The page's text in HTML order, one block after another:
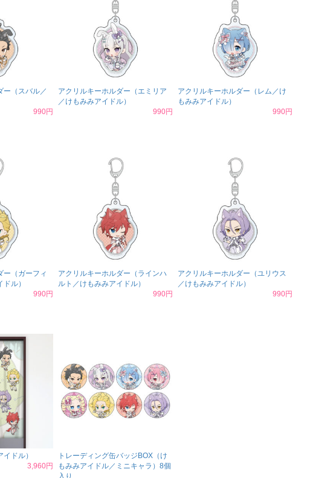
ー（スバル／
990円
アクリルキーホルダー（エミリア
／けもみみアイドル）
990円
アクリルキーホルダー（レム／け
もみみアイドル）
990円
ー（ガーフィ
ル）
990円
アクリルキーホルダー（ラインハ
ルト／けもみみアイドル）
990円
アクリルキーホルダー（ユリウス
／けもみみアイドル）
990円
ドル）
3,960円
トレーディング缶バッジBOX（け
もみみアイドル／ミニキャラ）8個
入り